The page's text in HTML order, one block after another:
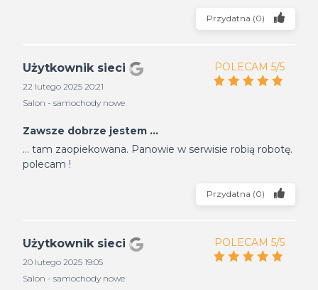
Przydatna (0)
Użytkownik sieci
22 lutego 2025 20:21
Salon - samochody nowe
POLECAM 5/5
Zawsze dobrze jestem ...
... tam zaopiekowana. Panowie w serwisie robią robotę.
polecam !
Przydatna (0)
Użytkownik sieci
20 lutego 2025 19:05
Salon - samochody nowe
POLECAM 5/5